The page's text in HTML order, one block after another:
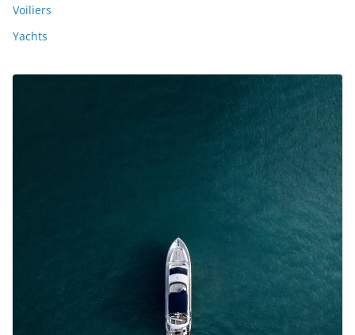
Voiliers
Yachts